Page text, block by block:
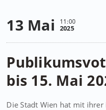
13 Mai 11:00
2025
bis 15. Mai
Die Stadt Wien hat mit